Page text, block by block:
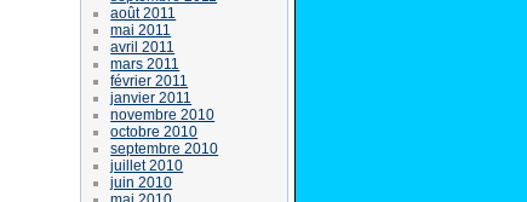
août 2011
mai 2011
avril 2011
mars 2011
février 2011
janvier 2011
novembre 2010
octobre 2010
septembre 2010
juillet 2010
juin 2010